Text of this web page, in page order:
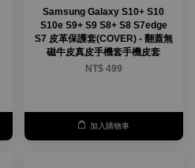
Samsung Galaxy S10+ S10
S10e S9+ S9 S8+ S8 S7edge
S7 皮革保護套(COVER) - 翻蓋無
磁牛皮真皮手機套手機皮套
NT$ 499
加入購物車